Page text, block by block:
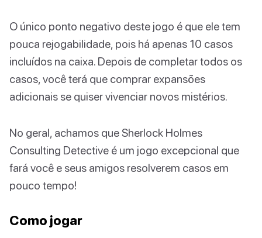
O único ponto negativo deste jogo é que ele tem
pouca rejogabilidade, pois há apenas 10 casos
incluídos na caixa. Depois de completar todos os
casos, você terá que comprar expansões
adicionais se quiser vivenciar novos mistérios.
No geral, achamos que Sherlock Holmes
Consulting Detective é um jogo excepcional que
fará você e seus amigos resolverem casos em
pouco tempo!
Como jogar